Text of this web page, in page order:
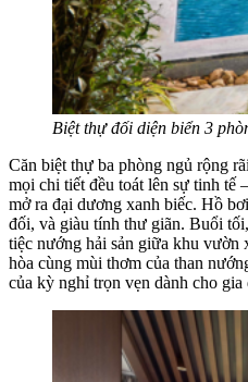
Biệt thự đối diện biển 3
Căn biệt thự ba phòng ngủ rộng
mọi chi tiết đều toát lên sự tinh tế
mở ra đại dương xanh biếc. Hồ
đối, và giàu tính thư giãn. Buổi
tiệc nướng hải sản giữa khu vườn
hòa cùng mùi thơm của than
của kỳ nghỉ trọn vẹn dành cho gia